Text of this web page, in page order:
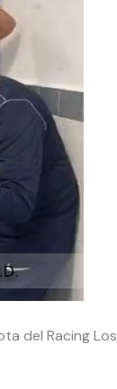
del Racing Los